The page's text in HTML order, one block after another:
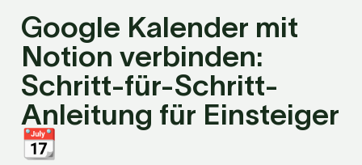
Google Kalender mit
Notion verbinden:
Schritt-für-Schritt-
Anleitung für Einsteiger
📆